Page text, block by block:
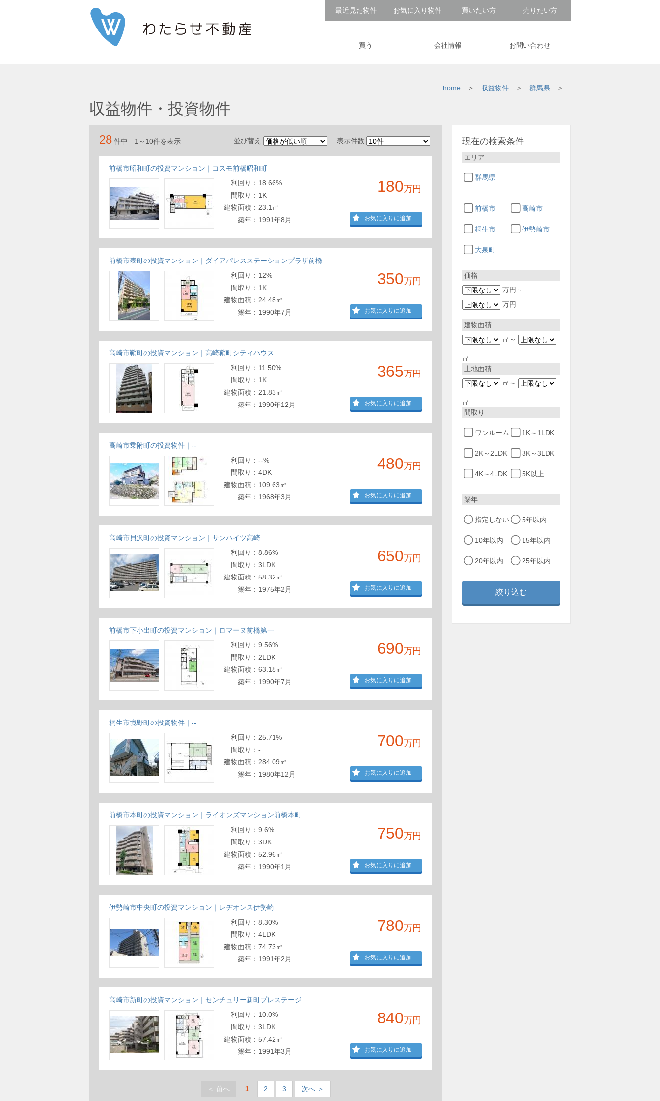
最近見た物件 お気に入り物件 買いたい方 売りたい方
買う 会社情報 お問い合わせ
home 収益物件 群馬県
収益物件・投資物件
28 件中 1～10件を表示 並び替え 表示件数
前橋市昭和町の投資マンション｜コスモ前橋昭和町
利回 り ： 18.66%
間取 り ： 1K
建物面積 ： 23.1㎡
築年： 1991年8月
180万円
お気に入りに追加
前橋市表町の投資マンション｜ダイアパレスステーションプラザ前橋
利回 り ： 12%
間取 り ： 1K
建物面積 ： 24.48㎡
築年： 1990年7月
350万円
お気に入りに追加
高崎市鞘町の投資マンション｜高崎鞘町シティハウス
利回 り ： 11.50%
間取 り ： 1K
建物面積 ： 21.83㎡
築年： 1990年12月
365万円
お気に入りに追加
高崎市乗附町の投資物件｜--
利回 り ： --%
間取 り ： 4DK
建物面積 ： 109.63㎡
築年： 1968年3月
480万円
お気に入りに追加
高崎市貝沢町の投資マンション｜サンハイツ高崎
利回 り ： 8.86%
間取 り ： 3LDK
建物面積 ： 58.32㎡
築年： 1975年2月
650万円
お気に入りに追加
前橋市下小出町の投資マンション｜ロマーヌ前橋第一
利回 り ： 9.56%
間取 り ： 2LDK
建物面積 ： 63.18㎡
築年： 1990年7月
690万円
お気に入りに追加
桐生市境野町の投資物件｜--
利回 り ： 25.71%
間取 り ： -
建物面積 ： 284.09㎡
築年： 1980年12月
700万円
お気に入りに追加
前橋市本町の投資マンション｜ライオンズマンション前橋本町
利回 り ： 9.6%
間取 り ： 3DK
建物面積 ： 52.96㎡
築年： 1990年1月
750万円
お気に入りに追加
伊勢崎市中央町の投資マンション｜レヂオンス伊勢崎
利回 り ： 8.30%
間取 り ： 4LDK
建物面積 ： 74.73㎡
築年： 1991年2月
780万円
お気に入りに追加
高崎市新町の投資マンション｜センチュリー新町プレステージ
利回 り ： 10.0%
間取 り ： 3LDK
建物面積 ： 57.42㎡
築年： 1991年3月
840万円
お気に入りに追加
＜ 前へ 1 2 3 次へ ＞
現在の検索条件
エリア
群馬県
前橋市 高崎市
桐生市 伊勢崎市
大泉町
価格
万円～
万円
建物面積
㎡～
㎡
土地面積
㎡～
㎡
間取り
ワンルーム 1K～1LDK
2K～2LDK 3K～3LDK
4K～4LDK 5K以上
築年
指定しない 5年以内
10年以内 15年以内
20年以内 25年以内